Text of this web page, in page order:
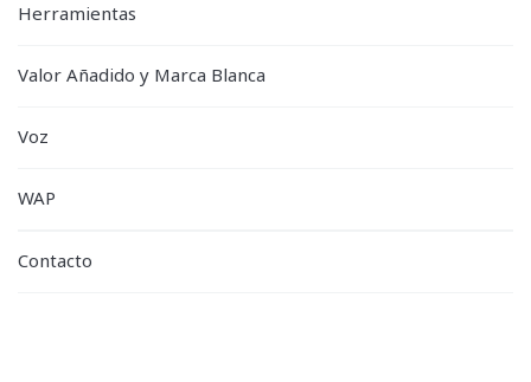
Herramientas
Valor Añadido y Marca Blanca
Voz
WAP
Contacto